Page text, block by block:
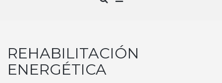
REHABILITACIÓN
ENERGÉTICA